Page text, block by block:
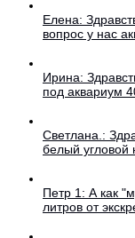
Елена:
вопрос у нас
Ирина:
под аквариум
Светлана.:
белый угловой
Петр 1: А как
литров от